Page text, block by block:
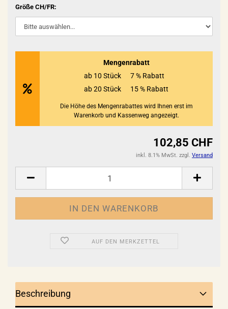
Größe CH/FR:
Mengenrabatt
ab 10 Stück
7 % Rabatt
ab 20 Stück
15 % Rabatt
Die Höhe des Mengenrabattes wird Ihnen erst im
Warenkorb und Kassenweg angezeigt.
102,85 CHF
inkl. 8.1% MwSt. zzgl. Versand
AUF DEN MERKZETTEL
Beschreibung